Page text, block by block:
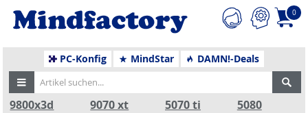
0
PC-Konfig MindStar DAMN!-Deals
9800x3d 9070 xt 5070 ti 5080